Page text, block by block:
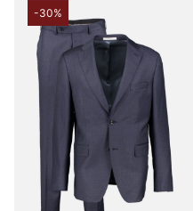
-30%